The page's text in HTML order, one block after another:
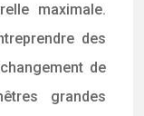
maximale.
des
de
grandes